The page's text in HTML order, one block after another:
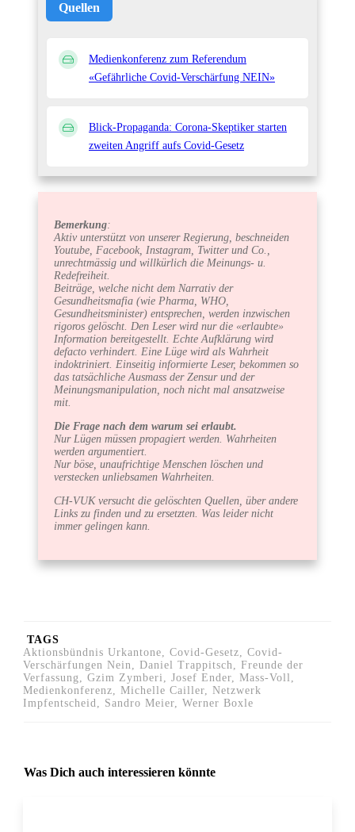
Quellen
Medienkonferenz zum Referendum
«Gefährliche Covid-Verschärfung NEIN»
Blick-Propaganda: Corona-Skeptiker starten
zweiten Angriff aufs Covid-Gesetz
Bemerkung:
Aktiv unterstützt von unserer Regierung, beschneiden
Youtube, Facebook, Instagram, Twitter und Co.,
unrechtmässig und willkürlich die Meinungs- u.
Redefreiheit.
Beiträge, welche nicht dem Narrativ der
Gesundheitsmafia (wie Pharma, WHO,
Gesundheitsminister) entsprechen, werden inzwischen
rigoros gelöscht. Den Leser wird nur die «erlaubte»
Information bereitgestellt. Echte Aufklärung wird
defacto verhindert. Eine Lüge wird als Wahrheit
indoktriniert. Einseitig informierte Leser, bekommen so
das tatsächliche Ausmass der Zensur und der
Meinungsmanipulation, noch nicht mal ansatzweise
mit.
Die Frage nach dem warum sei erlaubt.
Nur Lügen müssen propagiert werden. Wahrheiten
werden argumentiert.
Nur böse, unaufrichtige Menschen löschen und
verstecken unliebsamen Wahrheiten.
CH-VUK versucht die gelöschten Quellen, über andere
Links zu finden und zu ersetzten. Was leider nicht
immer gelingen kann.
TAGS
Aktionsbündnis Urkantone, Covid-Gesetz, Covid-
Verschärfungen Nein, Daniel Trappitsch, Freunde der
Verfassung, Gzim Zymberi, Josef Ender, Mass-Voll,
Medienkonferenz, Michelle Cailler, Netzwerk
Impfentscheid, Sandro Meier, Werner Boxle
Was Dich auch interessieren könnte